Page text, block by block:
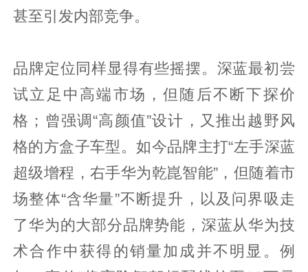
甚至引发内部竞争。
品牌定位同样显得有些摇摆。深蓝最初尝
试立足中高端市场，但随后不断下探价
格；曾强调“高颜值”设计，又推出越野风
格的方盒子车型。如今品牌主打“左手深蓝
超级增程，右手华为乾崑智能”，但随着市
场整体“含华量”不断提升，以及问界吸走
了华为的大部分品牌势能，深蓝从华为技
术合作中获得的销量加成并不明显。例